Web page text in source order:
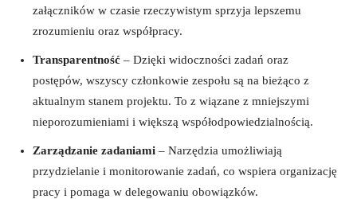
załączników w czasie rzeczywistym​ sprzyja lepszemu
zrozumieniu oraz ‌współpracy.
Transparentność – Dzięki widoczności zadań ‍oraz
postępów, wszyscy członkowie zespołu są na bieżąco z
aktualnym stanem projektu. To z wiązane⁢ z mniejszymi
nieporozumieniami i większą współodpowiedzialnością.
Zarządzanie zadaniami – Narzędzia umożliwiają
przydzielanie i monitorowanie ⁣zadań, co wspiera organizację
pracy i pomaga w delegowaniu obowiązków.